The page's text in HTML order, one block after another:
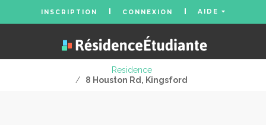
INSCRIPTION CONNEXION AIDE
Residence
/
8 Houston Rd, Kingsford